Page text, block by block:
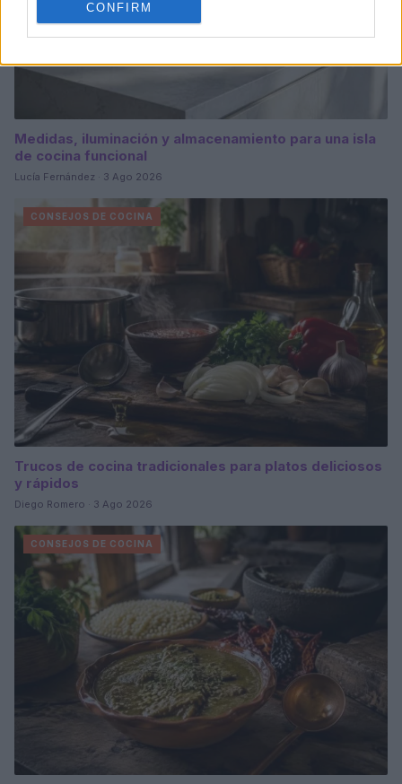
CONFIRM
Medidas, iluminación y almacenamiento para una isla
de cocina funcional
Lucía Fernández · 3 Ago 2026
CONSEJOS DE COCINA
Trucos de cocina tradicionales para platos deliciosos
y rápidos
Diego Romero · 3 Ago 2026
CONSEJOS DE COCINA